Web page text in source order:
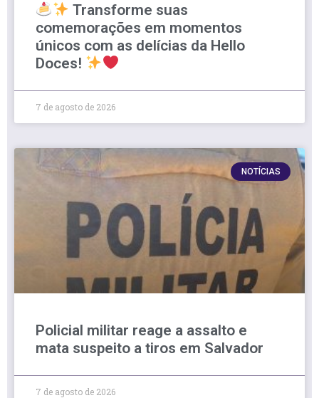
Transforme suas
comemorações em momentos
únicos com as delícias da Hello
Doces!
7 de agosto de 2026
NOTÍCIAS
Policial militar reage a assalto e
mata suspeito a tiros em Salvador
7 de agosto de 2026